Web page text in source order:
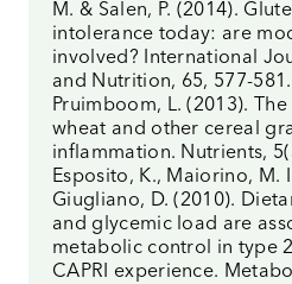
M. & Salen, P. (2014).
intolerance today: are
involved? International
and Nutrition, 65, 577-
Pruimboom, L. (2013).
wheat and other cereal
inflammation. Nutrients,
Esposito, K., Maiorino, M.
Giugliano, D. (2010).
and glycemic load are
metabolic control in type
CAPRI experience.